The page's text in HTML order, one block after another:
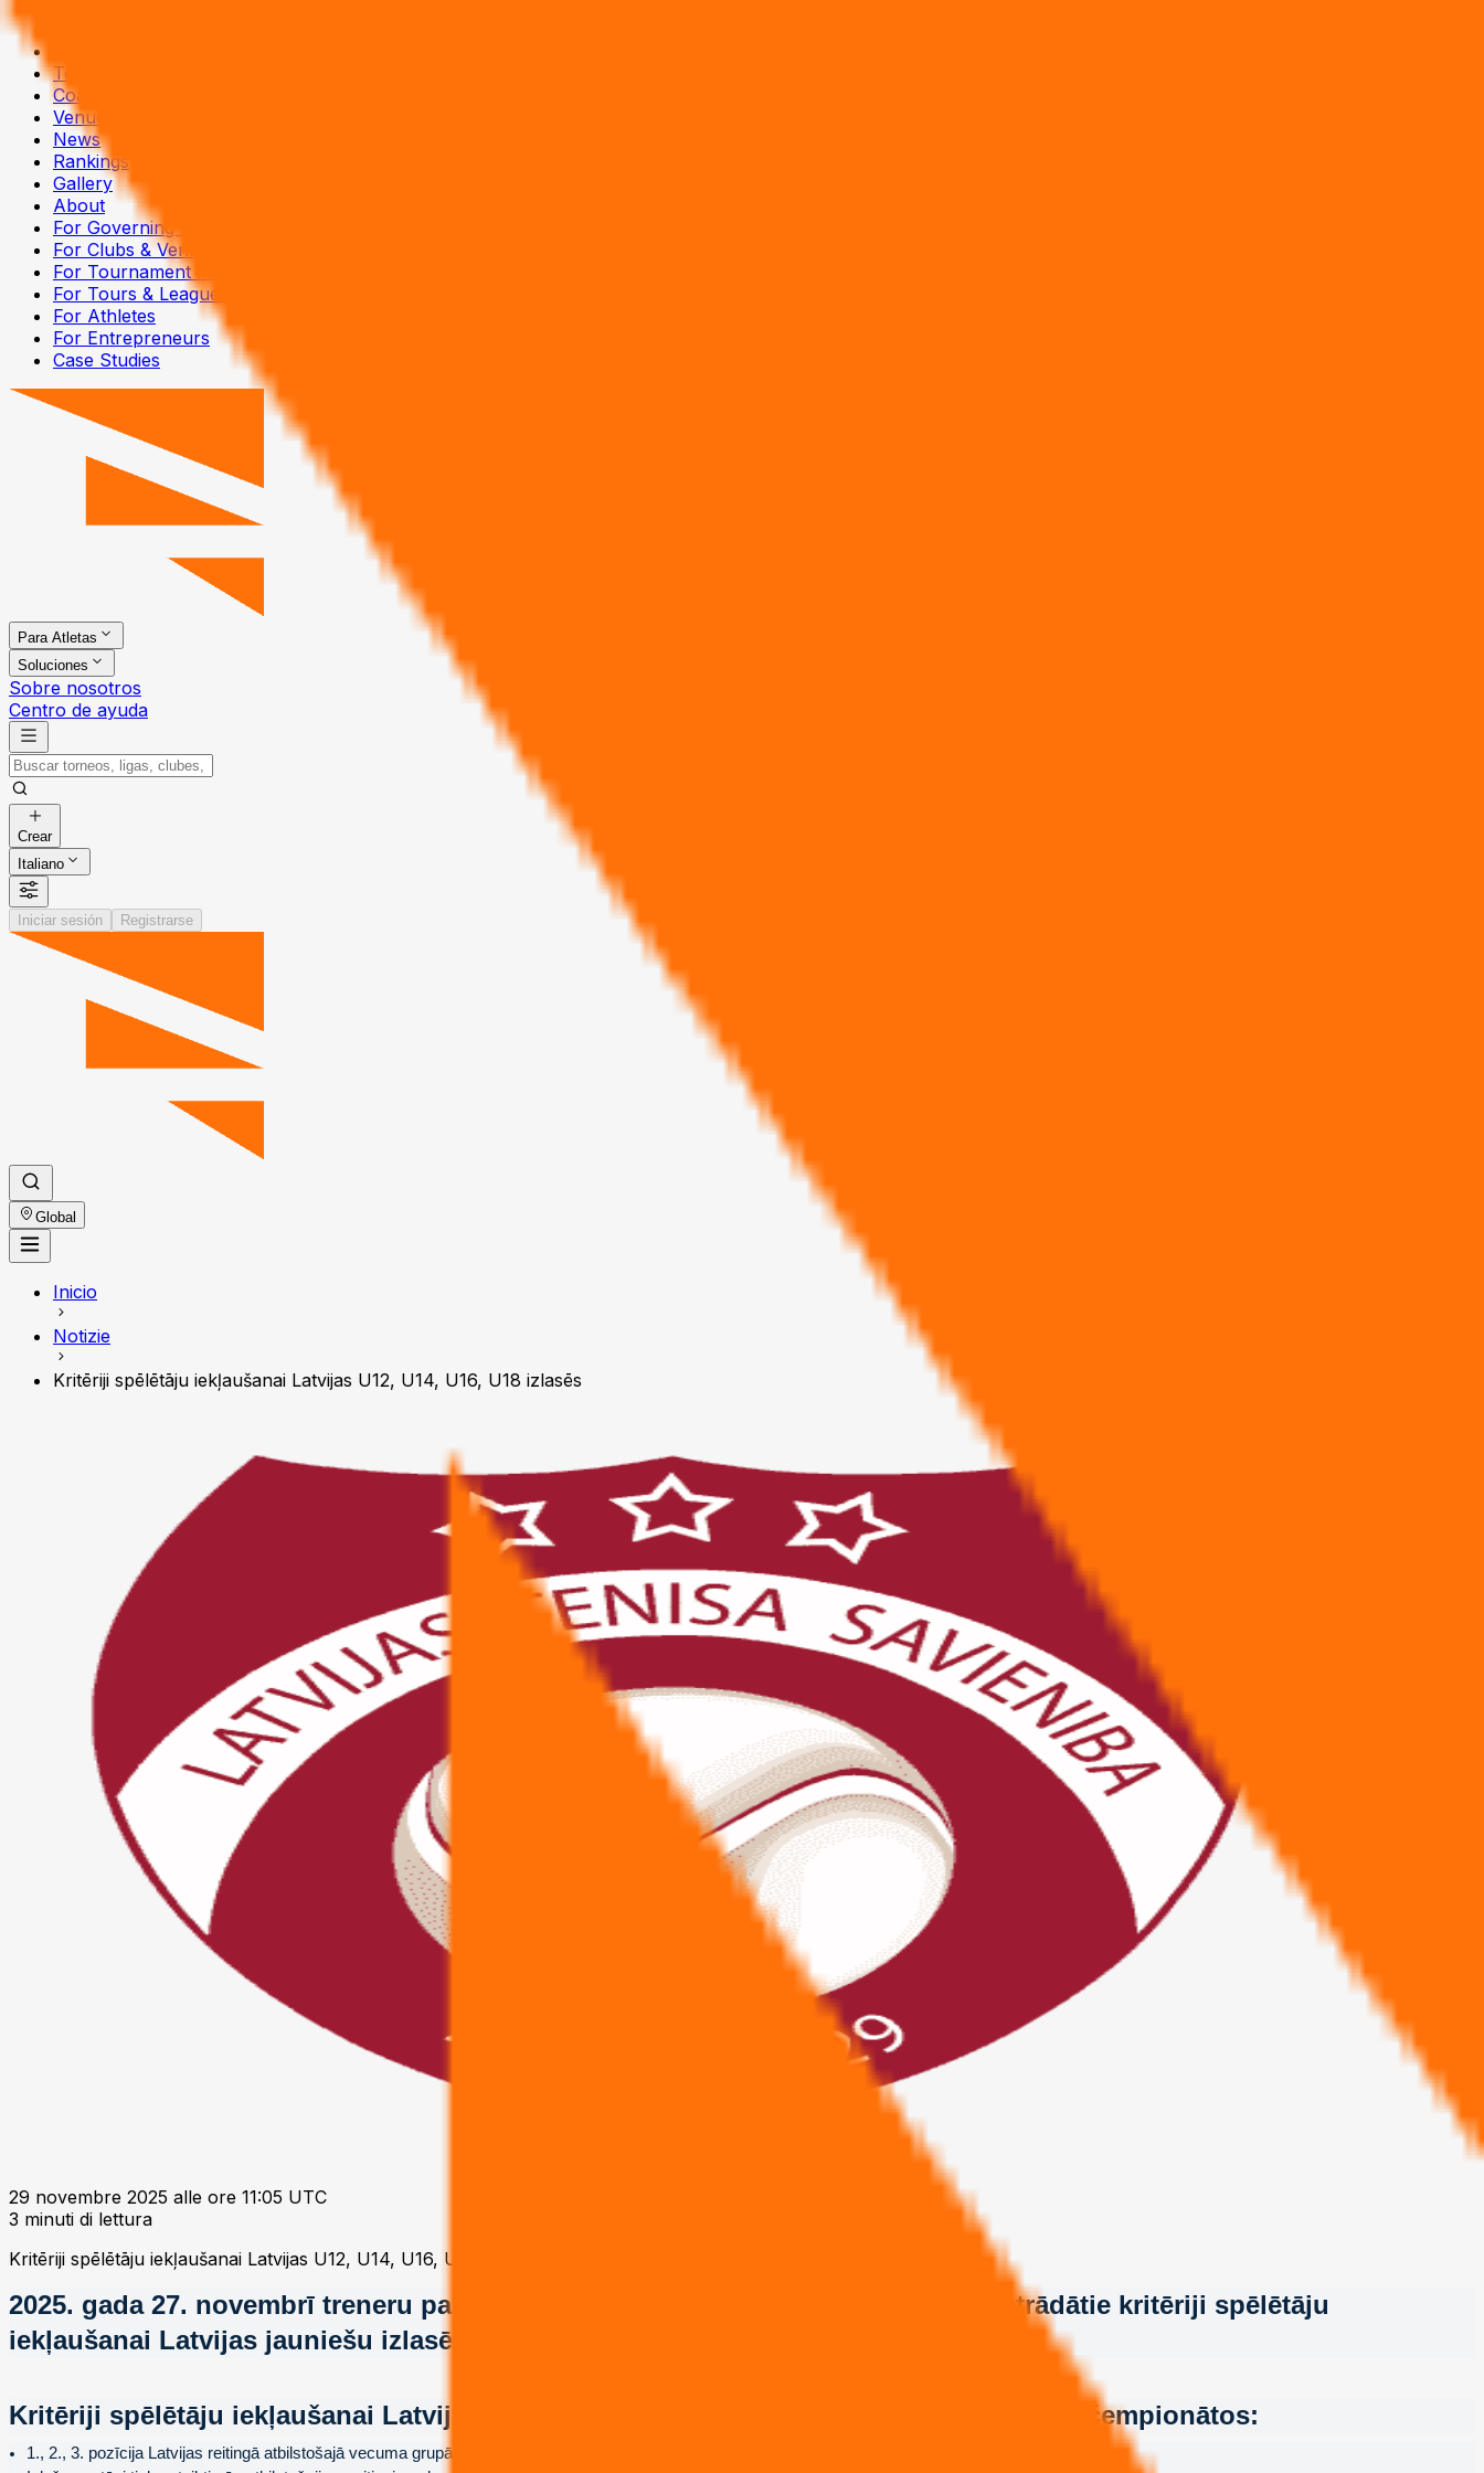
Tours
Coaches
Venues
News
Rankings
Gallery
About
For Governing Bodies
For Clubs & Venues
For Tournament Managers
For Tours & Leagues
For Athletes
For Entrepreneurs
Case Studies
Para Atletas
Soluciones
Sobre nosotros
Centro de ayuda
Crear
Italiano
Iniciar sesión Registrarse
Global
Inicio
Notizie
Kritēriji spēlētāju iekļaušanai Latvijas U12, U14, U16, U18 izlasēs
29 novembre 2025 alle ore 11:05 UTC
3 minuti di lettura
Kritēriji spēlētāju iekļaušanai Latvijas U12, U14, U16, U18 izlasēs
2025. gada 27. novembrī treneru padomes sapulcē tika apstiprināti LTS ofisa izstrādātie kritēriji spēlētāju
iekļaušanai Latvijas jauniešu izlasēs.
Kritēriji spēlētāju iekļaušanai Latvijas U12, U14, U16 izlasēs dalībai Eiropas komandu čempionātos:
1., 2., 3. pozīcija Latvijas reitingā atbilstošajā vecuma grupā 2 mēnešus pirms Eiropas čempionāta sākuma.